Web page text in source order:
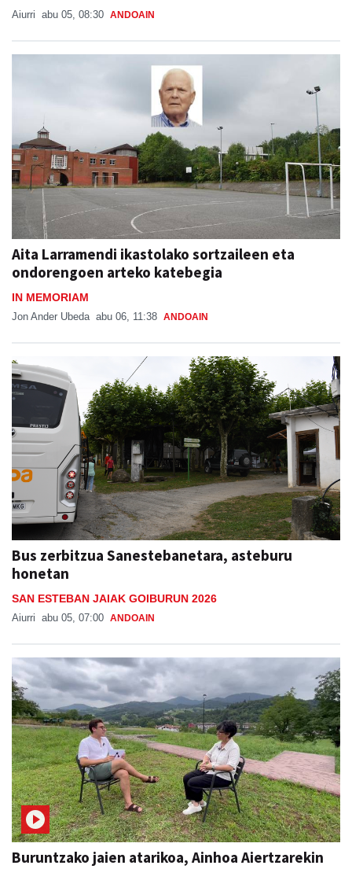
Aiurri abu 05, 08:30 ANDOAIN
Aita Larramendi ikastolako sortzaileen eta
ondorengoen arteko katebegia
IN MEMORIAM
Jon Ander Ubeda abu 06, 11:38 ANDOAIN
Bus zerbitzua Sanestebanetara, asteburu
honetan
SAN ESTEBAN JAIAK GOIBURUN 2026
Aiurri abu 05, 07:00 ANDOAIN
Buruntzako jaien atarikoa, Ainhoa Aiertzarekin